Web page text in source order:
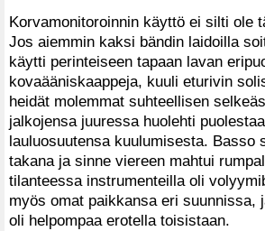
Korvamonitoroinnin käyttö ei silti ole
Jos aiemmin kaksi bändin laidoilla
käytti perinteiseen tapaan lavan
kovaääniskaappeja, kuuli eturivin
heidät molemmat suhteellisen
jalkojensa juuressa huolehti
lauluosuutensa kuulumisesta. Basso
takana ja sinne viereen mahtui
tilanteessa instrumenteilla oli
myös omat paikkansa eri suunnissa,
oli helpompaa erotella toisistaan.